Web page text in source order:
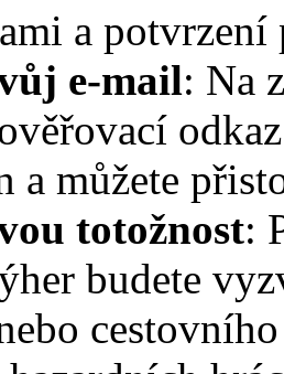
a potvrzení
e-mail: Na
a můžete
totožnost:
budete